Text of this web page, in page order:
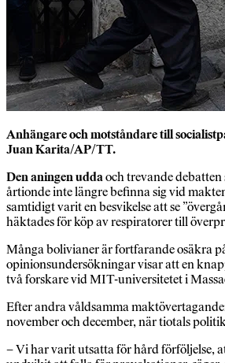
Anhängare och motståndare till
Juan Karita/AP/TT.
Den aningen uddaoch trevande
årtionde inte längre befinna sig vid
samtidigt varit en besvikelse att se
häktades för köp av respiratorer till
Många bolivianer är fortfarande osäkra
opinionsundersökningar visar att en
två forskare vid MIT-universitetet i
Efter andra våldsamma
november och december, när tiotals
– Vi har varit utsatta för hård förföljelse,